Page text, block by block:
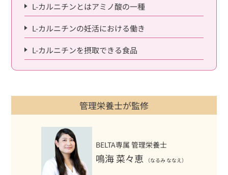
L-カルニチンとはアミノ酸の一種
L-カルニチンの妊活における働き
L-カルニチンを摂取できる食品
管理栄養士が監修
BELTA専属 管理栄養士
鳴海 菜々恵 （なるみ ななえ）